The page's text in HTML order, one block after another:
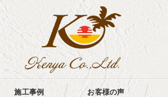
施工事例 お客様の声